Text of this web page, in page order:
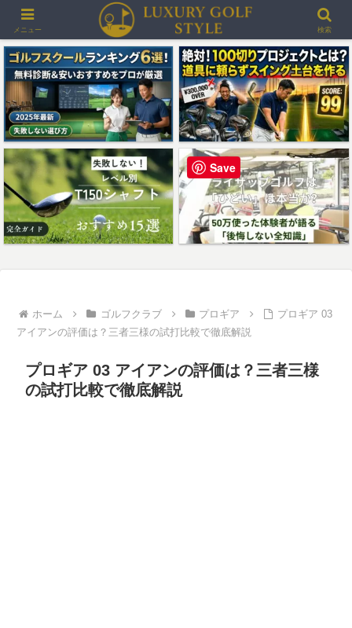
＞＞最大3000ポイントプレゼント！楽天GORAゴルフ場予約
ホーム ゴルフクラブ プロギア
プロギア 03
アイアンの評価は？三者三様の試打比較で徹底解説
プロギア 03 アイアンの評価は？三者三様
の試打比較で徹底解説
メニュー 検索
Save